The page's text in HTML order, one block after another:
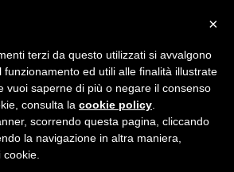
×
terzi da questo utilizzati si avvalgono
funzionamento ed utili alle finalità illustrate
vuoi saperne di più o negare il consenso
consulta la cookie policy
scorrendo questa pagina, cliccando
la navigazione in altra maniera,